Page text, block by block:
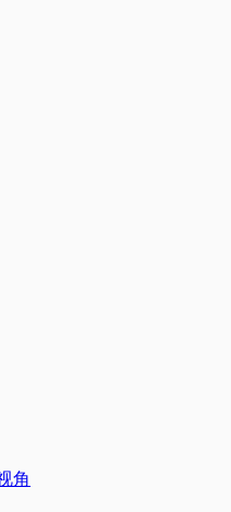
角